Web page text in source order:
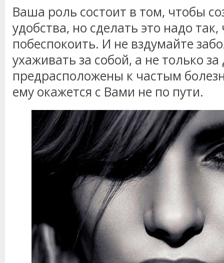
Ваша роль состоит в том, чтобы
удобства, но сделать это надо
побеспокоить. И не вздумайте
ухаживать за собой, а не только
предрасположены к частым
ему окажется с Вами не по пути.